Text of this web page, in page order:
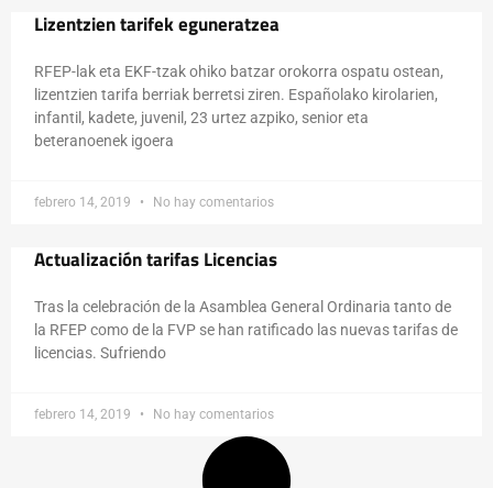
Lizentzien tarifek eguneratzea
RFEP-lak eta EKF-tzak ohiko batzar orokorra ospatu ostean,
lizentzien tarifa berriak berretsi ziren. Españolako kirolarien,
infantil, kadete, juvenil, 23 urtez azpiko, senior eta
beteranoenek igoera
febrero 14, 2019 No hay comentarios
Actualización tarifas Licencias
Tras la celebración de la Asamblea General Ordinaria tanto de
la RFEP como de la FVP se han ratificado las nuevas tarifas de
licencias. Sufriendo
febrero 14, 2019 No hay comentarios